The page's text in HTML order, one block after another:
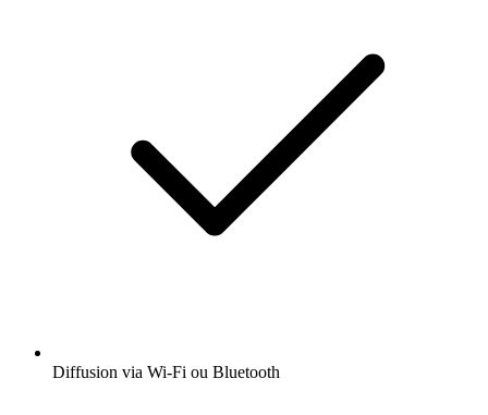
Diffusion via Wi-Fi ou Bluetooth